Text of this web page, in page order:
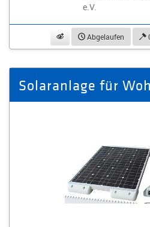
e.V.
beobachtenAbgelaufen